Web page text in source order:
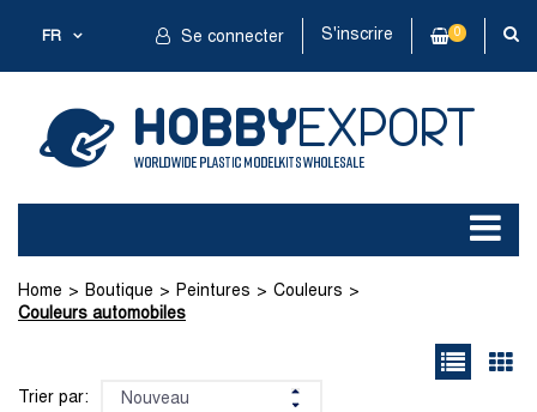
FR Se connecter S'inscrire 0
Home Boutique Peintures
Couleurs
Couleurs automobiles
Trier par: